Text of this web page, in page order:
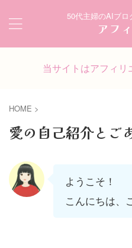
50代主婦のAIブロ
アフ
当サイトはアフィ
HOME >
愛の自己紹介とご
ようこそ！
こんにちは、